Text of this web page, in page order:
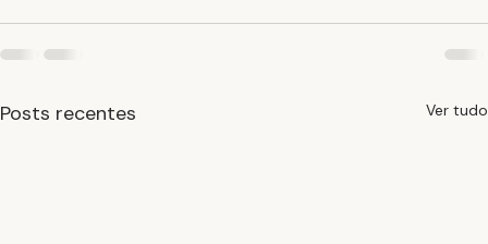
Posts recentes Ver tudo